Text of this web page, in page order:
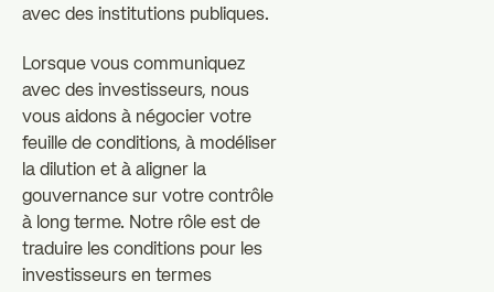
avec des institutions publiques.
Lorsque vous communiquez
avec des investisseurs, nous
vous aidons à négocier votre
feuille de conditions, à modéliser
la dilution et à aligner la
gouvernance sur votre contrôle
à long terme. Notre rôle est de
traduire les conditions pour les
investisseurs en termes